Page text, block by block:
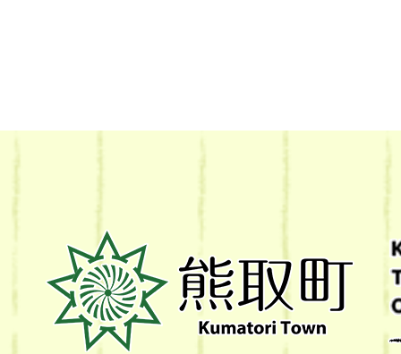
熊
取
町
Kumatori